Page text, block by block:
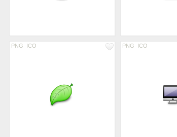
PNG ICO PNG ICO